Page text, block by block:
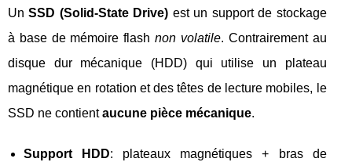
UnSSD (Solid-State Drive) est un support de stockage
à base de mémoire flashnon volatile. Contrairement au
disque dur mécanique (HDD) qui utilise un plateau
magnétique en rotation et des têtes de lecture mobiles, le
SSD ne contientaucune pièce mécanique.
Support HDD: plateaux magnétiques + bras de